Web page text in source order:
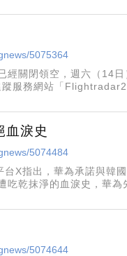
5075364
經關閉領空，週六（14
服務網站「
血淚史
5074484
X指出，華為承諾與韓
乾抹淨的血淚史，華為
5074644